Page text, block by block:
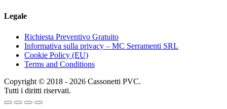
Legale
Richiesta Preventivo Gratuito
Informativa sulla privacy – MC Serramenti SRL
Cookie Policy (EU)
Terms and Conditions
Copyright © 2018 - 2026 Cassonetti PVC.
Tutti i diritti riservati.